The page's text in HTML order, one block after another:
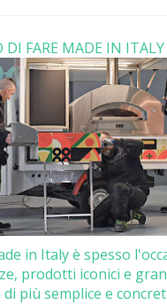
FARE MADE IN ITALY
in Italy è spesso
prodotti iconici e
più semplice e